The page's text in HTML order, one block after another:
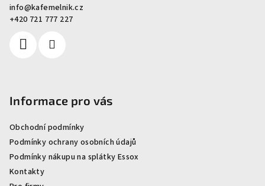
info@kafemelnik.cz
+420 721 777 227
Informace pro vás
Obchodní podmínky
Podmínky ochrany osobních údajů
Podmínky nákupu na splátky Essox
Kontakty